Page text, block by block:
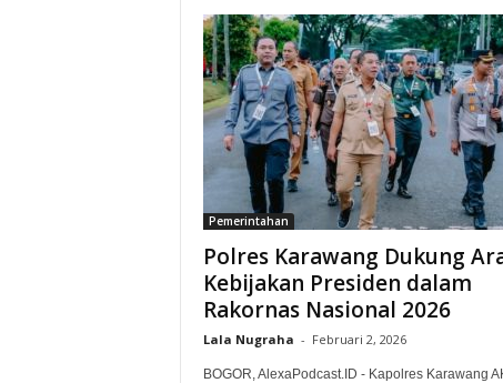
Pemerintahan
Polres Karawang Dukung
Kebijakan Presiden dalam
Rakornas Nasional 2026‎
Lala Nugraha - Februari 2, 2026
BOGOR, AlexaPodcast.ID - Kapolres Karawang